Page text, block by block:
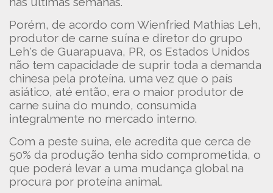
Porém, de acordo com Wienfried Mathias Leh,
produtor de carne suína e diretor do grupo
Leh's de Guarapuava, PR, os Estados Unidos
não tem capacidade de suprir toda a demanda
chinesa pela proteína. uma vez que o país
asiático, até então, era o maior produtor de
carne suína do mundo, consumida
integralmente no mercado interno.
Com a peste suína, ele acredita que cerca de
50% da produção tenha sido comprometida, o
que poderá levar a uma mudança global na
procura por proteína animal.